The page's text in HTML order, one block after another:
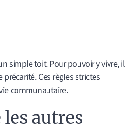
simple toit. Pour pouvoir y vivre, il
Ces règles strictes
communautaire.
autres